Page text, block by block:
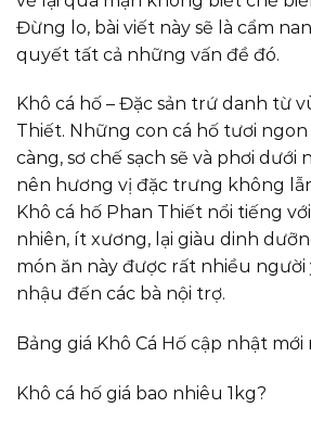
Đừng lo, bài viết này sẽ là cẩm
quyết tất cả những vấn đề đó.
Khô cá hố – Đặc sản trứ danh từ
Thiết. Những con cá hố tươi
càng, sơ chế sạch sẽ và phơi dưới
nên hương vị đặc trưng không
Khô cá hố Phan Thiết nổi tiếng
nhiên, ít xương, lại giàu dinh
món ăn này được rất nhiều
nhậu đến các bà nội trợ.
Bảng giá Khô Cá Hố cập nhật
Khô cá hố giá bao nhiêu 1kg?